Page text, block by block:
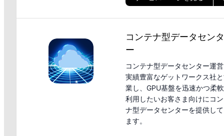
コンテナ型データセンタ
ー
コンテナ型データセンター運
実績豊富なゲットワークス社
業し、GPU基盤を迅速かつ柔
利用したいお客さま向けにコ
ナ型データセンターを提供し
ます。